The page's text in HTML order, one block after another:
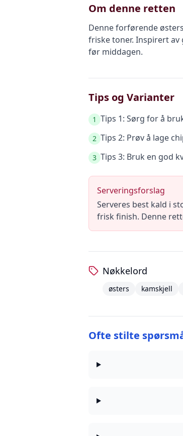
Om denne retten
Denne forførende
friske toner. Inspirert
før middagen.
Tips og Varianter
1 Tips 1: Sørg for å
2 Tips 2: Prøv å lage
3 Tips 3: Bruk en god
Serveringsforslag
Serveres best kald i
frisk finish. Denne
Nøkkelord
østers kamskjell
Ofte stilte